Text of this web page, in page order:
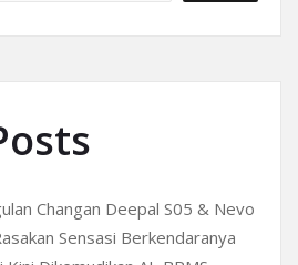
Changan Deepal S05 & Nevo
Sensasi Berkendaranya